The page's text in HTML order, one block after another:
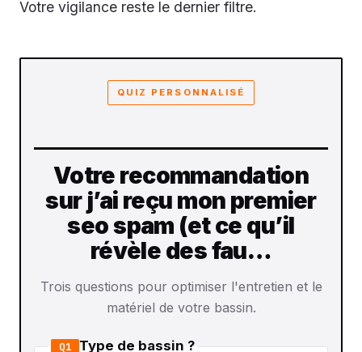
Votre vigilance reste le dernier filtre.
QUIZ PERSONNALISÉ
Votre recommandation
sur j’ai reçu mon premier
seo spam (et ce qu’il
révèle des fau…
Trois questions pour optimiser l'entretien et le
matériel de votre bassin.
Q1 Type de bassin ?